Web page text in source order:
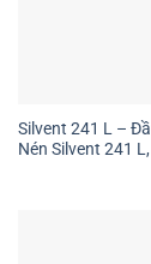
Silvent 241 L –
Nén Silvent 241